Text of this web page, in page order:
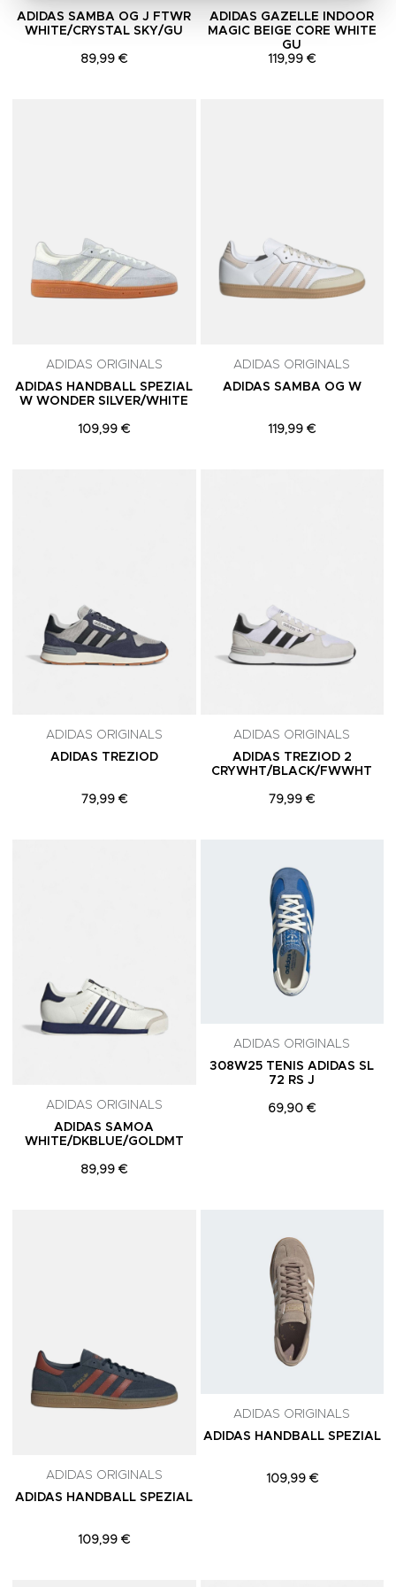
ADIDAS SAMBA OG J FTWR
WHITE/CRYSTAL SKY/GU
89,99 €
ADIDAS GAZELLE INDOOR
MAGIC BEIGE CORE WHITE
GU
119,99 €
ADIDAS ORIGINALS
ADIDAS HANDBALL SPEZIAL
W WONDER SILVER/WHITE
109,99 €
ADIDAS ORIGINALS
ADIDAS SAMBA OG W
119,99 €
ADIDAS ORIGINALS
ADIDAS TREZIOD
79,99 €
ADIDAS ORIGINALS
ADIDAS TREZIOD 2
CRYWHT/BLACK/FWWHT
79,99 €
ADIDAS ORIGINALS
ADIDAS SAMOA
WHITE/DKBLUE/GOLDMT
89,99 €
ADIDAS ORIGINALS
308W25 TENIS ADIDAS SL
72 RS J
69,90 €
ADIDAS ORIGINALS
ADIDAS HANDBALL SPEZIAL
109,99 €
ADIDAS ORIGINALS
ADIDAS HANDBALL SPEZIAL
109,99 €